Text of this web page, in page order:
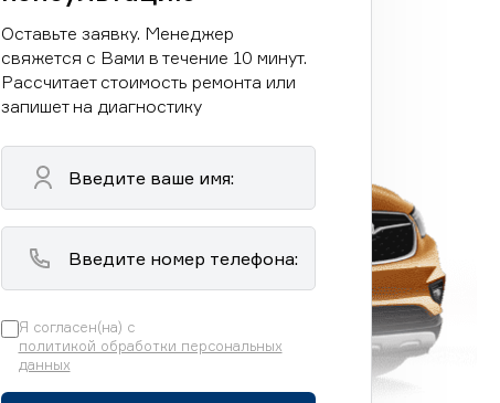
Оставьте заявку. Менеджер
свяжется с Вами в течение 10 минут.
Рассчитает стоимость ремонта или
запишет на диагностику
Я согласен(на) с
политикой обработки персональных
данных